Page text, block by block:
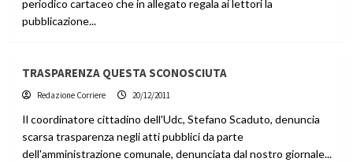
periodico cartaceo che in allegato regala ai lettori la
pubblicazione...
TRASPARENZA QUESTA SCONOSCIUTA
Redazione Corriere 20/12/2011
Il coordinatore cittadino dell'Udc, Stefano Scaduto, denuncia
scarsa trasparenza negli atti pubblici da parte
dell'amministrazione comunale, denunciata dal nostro giornale...